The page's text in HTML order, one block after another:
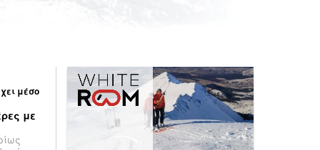
μέσο
με